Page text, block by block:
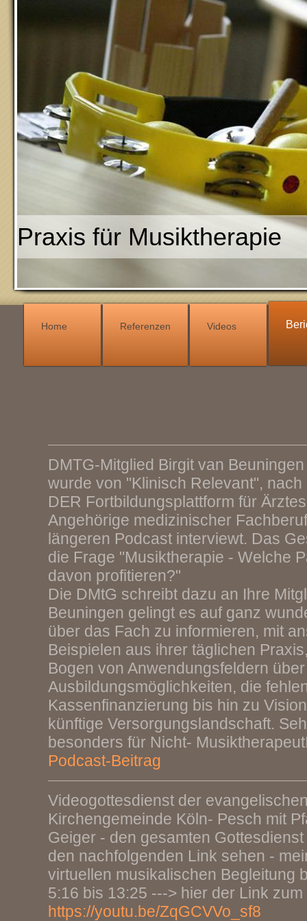
Praxis für
Home Referenzen Videos
DMTG-Mitglied Birgit van
wurde von "Klinisch Relevant",
DER Fortbildungsplattform für
Angehörige medizinischer
längeren Podcast interviewt. Das
die Frage "Musiktherapie - Welche
davon profitieren?"
Die DMtG schreibt dazu an Ihre
Beuningen gelingt es auf ganz
über das Fach zu informieren, mit
Beispielen aus ihrer täglichen
Bogen von Anwendungsfeldern über
Ausbildungsmöglichkeiten, die
Kassenfinanzierung bis hin zu
künftige Versorgungslandschaft.
besonders für Nicht-
Podcast-Beitrag
Videogottesdienst der
Kirchengemeinde Köln- Pesch mit
Geiger - den gesamten
den nachfolgenden Link sehen -
virtuellen musikalischen Begleitung
5:16 bis 13:25 ---> hier der Link
https://youtu.be/ZqGCVVo_sf8